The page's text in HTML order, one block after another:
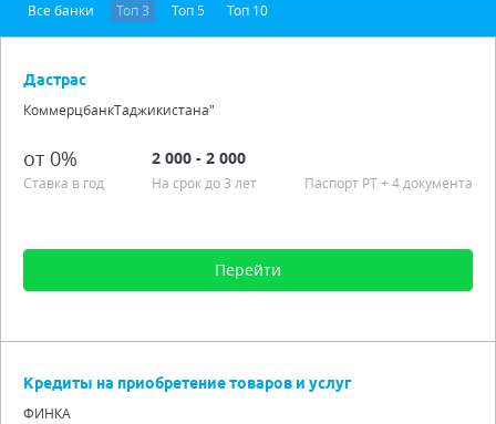
Все банки Топ 3 Топ 5 Топ 10
Дастрас
КоммерцбанкТаджикистана"
от 0%
Ставка в год
2 000 - 2 000
На срок до 3 лет Паспорт РT+ 4 документа
Перейти
Процентная ставка от 0,00%
Кредиты на приобретение товаров и услуг
ФИНКА